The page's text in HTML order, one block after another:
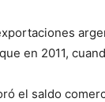
en 2011,
el saldo